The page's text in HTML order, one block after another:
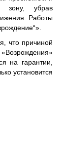
зону, убрав
Работы
что причиной
на гарантии,
установится